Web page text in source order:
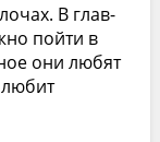
В глав­
пойти в
они любят
любит